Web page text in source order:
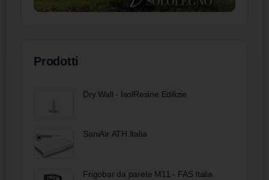
Prodotti
Dry Wall - IsolResine Edilizie
SaniAir ATH Italia
Frigobar da parete M11 - FAS Italia